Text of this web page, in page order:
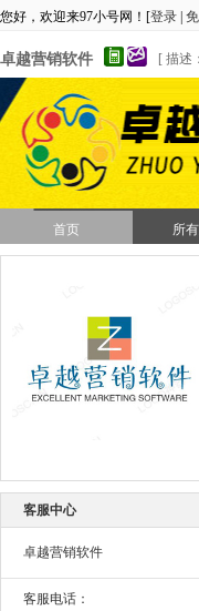
您好，欢迎来97小号网！[登录
卓越营销软件 [ 描述：
首页 所
客服中心
卓越营销软件
客服电话：